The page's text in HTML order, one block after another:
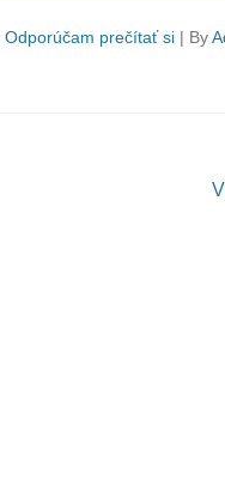
Odporúčam prečítať si | By